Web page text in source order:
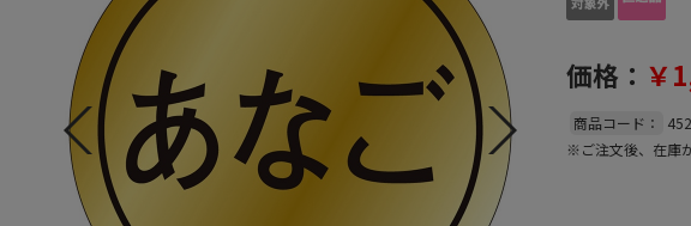
価格： ￥
商品コード：
※ご注文後、在庫